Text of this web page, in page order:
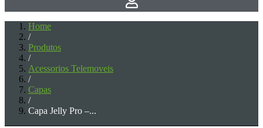
Home
/
Produtos
/
Acessorios Telemoveis
/
Capas
/
Capa Jelly Pro –...